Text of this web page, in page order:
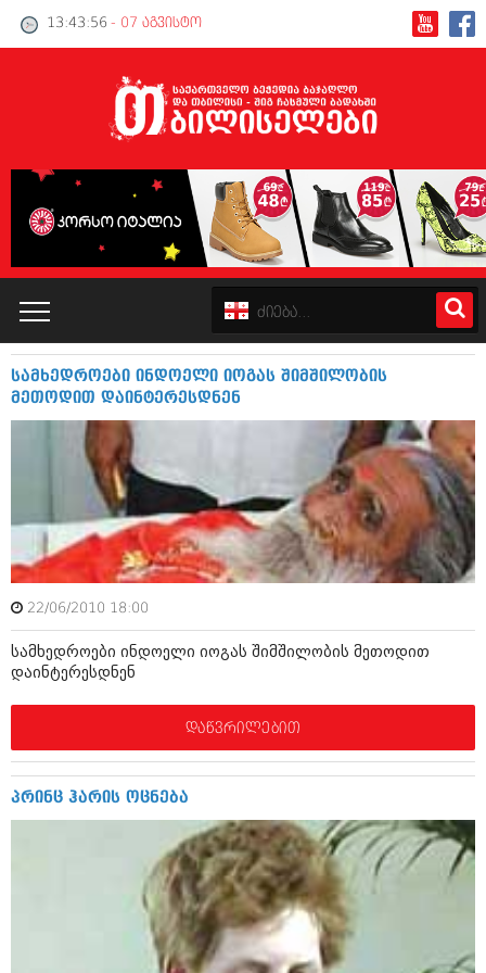
13:43:57 - 07 აგვისტო
ინტერვიუები
ამბები
საზოგადოება
მოდი, ვილაპარაკოთ
მოდა + დიზაინი
კატალოგი
პოლიტიკა
ინტერვიუები
ამბები
საზოგადოება
მოდი, ვილაპარაკოთ
მოდა + დიზაინი
სპორტი
კადრს მიღმა
ავტორჩევები
სამხედროები ინდოელი იოგას შიმშილობის
მეთოდით დაინტერესდნენ
22/06/2010 18:00
სამხედროები ინდოელი იოგას შიმშილობის მეთოდით
დაინტერესდნენ
დაწვრილებით
პრინც ჰარის ოცნება